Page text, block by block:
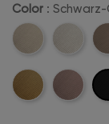
Color :
Beige-
Creme-
Cord
Mustard-Rosa-